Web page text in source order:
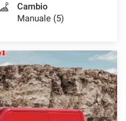
Cambio
Manuale (5)